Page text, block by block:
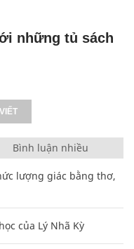
những tủ sách
Bình luận nhiều
lượng giác bằng thơ,
của Lý Nhã Kỳ